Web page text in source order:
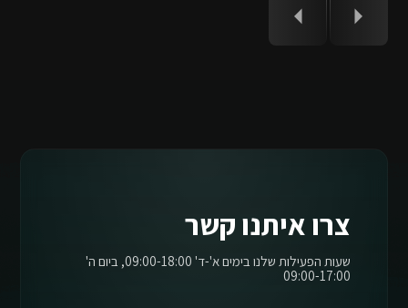
צרו איתנו קשר
שעות הפעילות שלנו בימים א'-ד' 09:00-18:00, ביום ה'
09:00-17:00